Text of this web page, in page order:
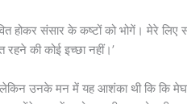
होकर संसार के कष्टों को भोगें। मेरे लिए
रहने की कोई इच्छा नहीं।’
उनके मन में यह आशंका थी कि कि